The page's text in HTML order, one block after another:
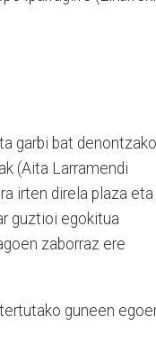
garbi bat
(Aita Larramendi
irten direla plaza eta
guztioi egokitua
zaborraz ere
guneen